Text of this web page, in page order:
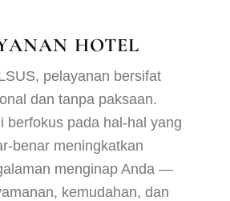
HOTEL
pelayanan bersifat
dan tanpa paksaan.
berfokus pada hal-hal yang
benar meningkatkan
menginap Anda —
kemudahan, dan